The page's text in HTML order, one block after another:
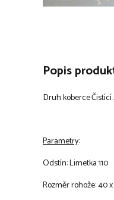
Popis
Druh koberce
Parametry:
Odstín: Limetka 110
Rozměr rohože: 40